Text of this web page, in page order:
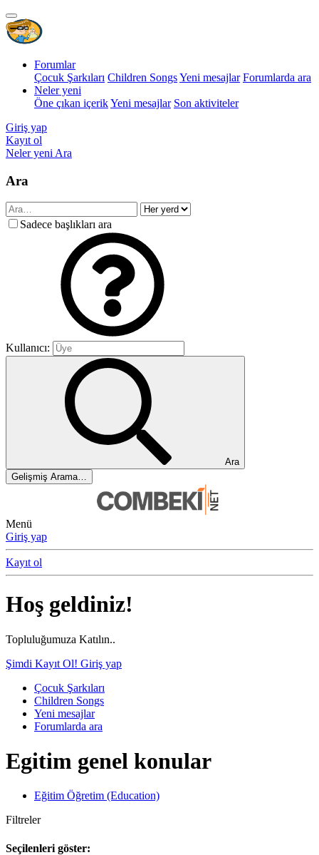
Forumlar
Çocuk Şarkıları Children SongsYeni mesajlar Forumlarda ara
Neler yeni
Öne çıkan içerikYeni mesajlar Son aktiviteler
Giriş yap
Kayıt ol
Neler yeni Ara
Ara
Sadece başlıkları ara
Kullanıcı:
Ara
Gelişmiş Arama…
Menü
Giriş yap
Kayıt ol
Hoş geldiniz!
Topluluğumuza Katılın..
Şimdi Kayıt Ol! Giriş yap
Çocuk Şarkıları
Children Songs
Yeni mesajlar
Forumlarda ara
Egitim genel konular
Eğitim Öğretim (Education)
Filtreler
Seçilenleri göster: